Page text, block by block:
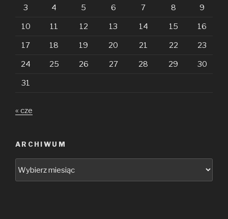
3 4 5 6 7 8 9
10 11 12 13 14 15 16
17 18 19 20 21 22 23
24 25 26 27 28 29 30
31
« cze
ARCHIWUM